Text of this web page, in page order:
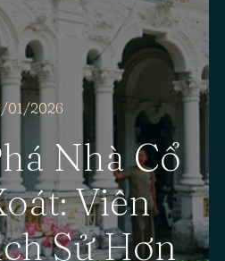
01/2026
Nhà Cổ
Viên
Sử Hơn